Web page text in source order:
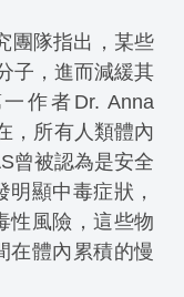
團隊指出，某些
子，進而減緩其
作者Dr. Anna
，所有人類體內
曾被認為是安全
顯中毒症狀，
性風險，這些物
在體內累積的慢